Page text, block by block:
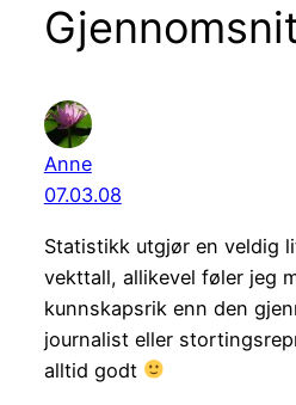
Anne
07.03.08
Statistikk utgjør en veldig
vekttall, allikevel føler jeg
kunnskapsrik enn den
journalist eller
alltid godt